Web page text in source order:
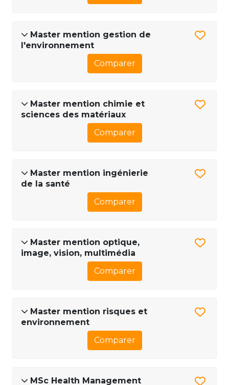
Master mention gestion de
l'environnement
Comparer
Master mention chimie et
sciences des matériaux
Comparer
Master mention ingénierie
de la santé
Comparer
Master mention optique,
image, vision, multimédia
Comparer
Master mention risques et
environnement
Comparer
MSc Health Management